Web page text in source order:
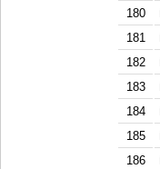
180
181
182
183
184
185
186